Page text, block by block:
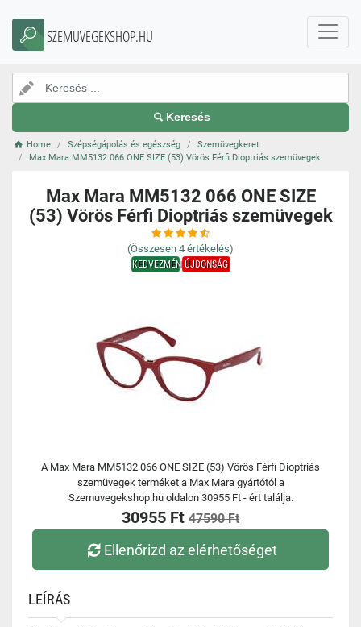
SZEMUVEGEKSHOP.HU
Keresés
Home Szépségápolás és egészség
Szemüvegkeret
Max Mara MM5132 066 ONE SIZE (53) Vörös Férfi Dioptriás szemüvegek
Max Mara MM5132 066 ONE SIZE
(53) Vörös Férfi Dioptriás szemüvegek
(Összesen 4 értékelés)
KEDVEZMÉNYÚJDONSÁG
A Max Mara MM5132 066 ONE SIZE (53) Vörös Férfi Dioptriás
szemüvegek terméket a Max Mara gyártótól a
Szemuvegekshop.hu oldalon 30955 Ft - ért találja.
30955 Ft 47590 Ft
Ellenőrizd az elérhetőséget
LEÍRÁS